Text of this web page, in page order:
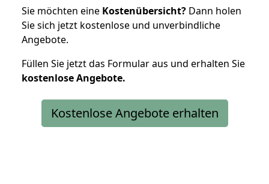
Sie möchten eine Kostenübersicht? Dann holen
Sie sich jetzt kostenlose und unverbindliche
Angebote.
Füllen Sie jetzt das Formular aus und erhalten Sie
kostenloseAngebote.
Kostenlose Angebote erhalten